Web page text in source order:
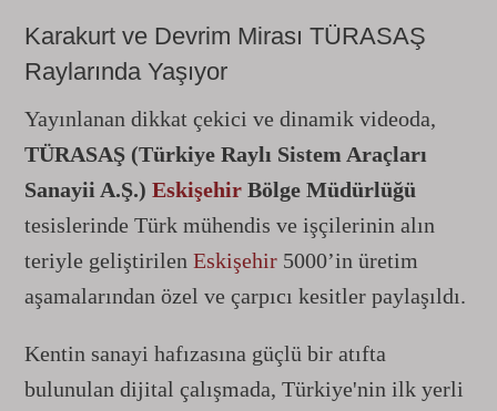
Karakurt ve Devrim Mirası TÜRASAŞ
Raylarında Yaşıyor
Yayınlanan dikkat çekici ve dinamik videoda,
TÜRASAŞ (Türkiye Raylı Sistem Araçları
Sanayii A.Ş.) Eskişehir Bölge Müdürlüğü
tesislerinde Türk mühendis ve işçilerinin alın
teriyle geliştirilen Eskişehir 5000’in üretim
aşamalarından özel ve çarpıcı kesitler paylaşıldı.
Kentin sanayi hafızasına güçlü bir atıfta
bulunulan dijital çalışmada, Türkiye'nin ilk yerli